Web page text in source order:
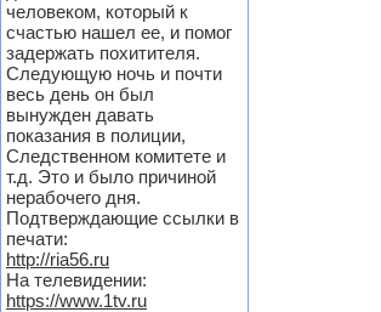
человеком, который к
счастью нашел ее, и помог
задержать похитителя.
Следующую ночь и почти
весь день он был
вынужден давать
показания в полиции,
Следственном комитете и
т.д. Это и было причиной
нерабочего дня.
Подтверждающие ссылки в
печати:
http://ria56.ru
На телевидении:
https://www.1tv.ru